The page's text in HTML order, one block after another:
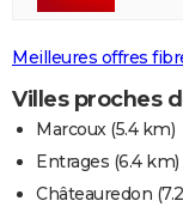
Meilleures offres
Villes proches
Marcoux (5.4 km)
Entrages (6.4 km)
Châteauredon